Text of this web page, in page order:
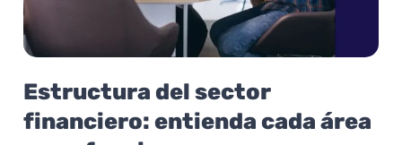
Estructura del sector
financiero: entienda cada área